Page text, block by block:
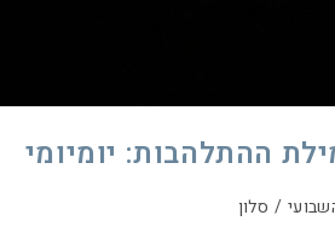
ההתלהבות: יומיומי
/ סלון